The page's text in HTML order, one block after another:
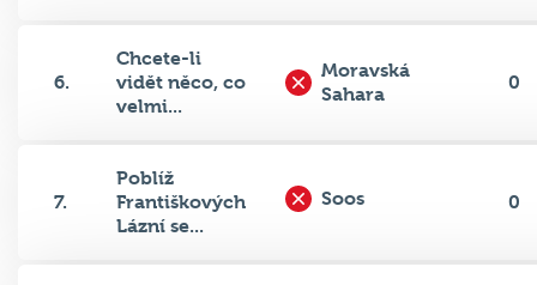
6.
Chcete-li
vidět něco, co
velmi...
Moravská
Sahara
0
7.
Poblíž
Františkových
Lázní se...
Soos 0